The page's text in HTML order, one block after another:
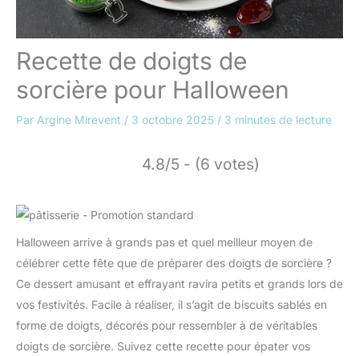
Recette de doigts de
sorcière pour Halloween
Par Argine Mirevent / 3 octobre 2025 / 3 minutes de lecture
4.8/5 - (6 votes)
Halloween arrive à grands pas et quel meilleur moyen de
célébrer cette fête que de préparer des doigts de sorcière ?
Ce dessert amusant et effrayant ravira petits et grands lors de
vos festivités. Facile à réaliser, il s’agit de biscuits sablés en
forme de doigts, décorés pour ressembler à de véritables
doigts de sorcière. Suivez cette recette pour épater vos